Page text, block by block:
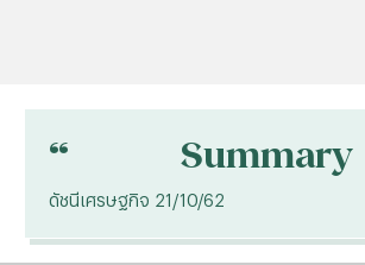
“ Summary
ดัชนีเศรษฐกิจ 21/10/62